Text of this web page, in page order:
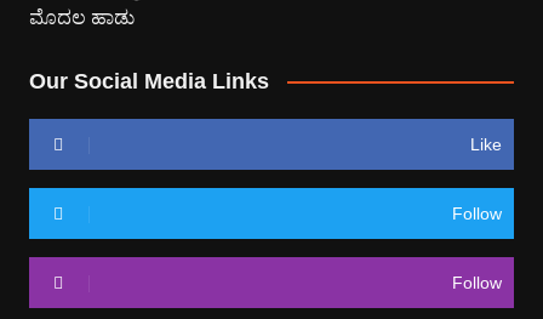
Our Social Media Links
Like
Follow
Follow